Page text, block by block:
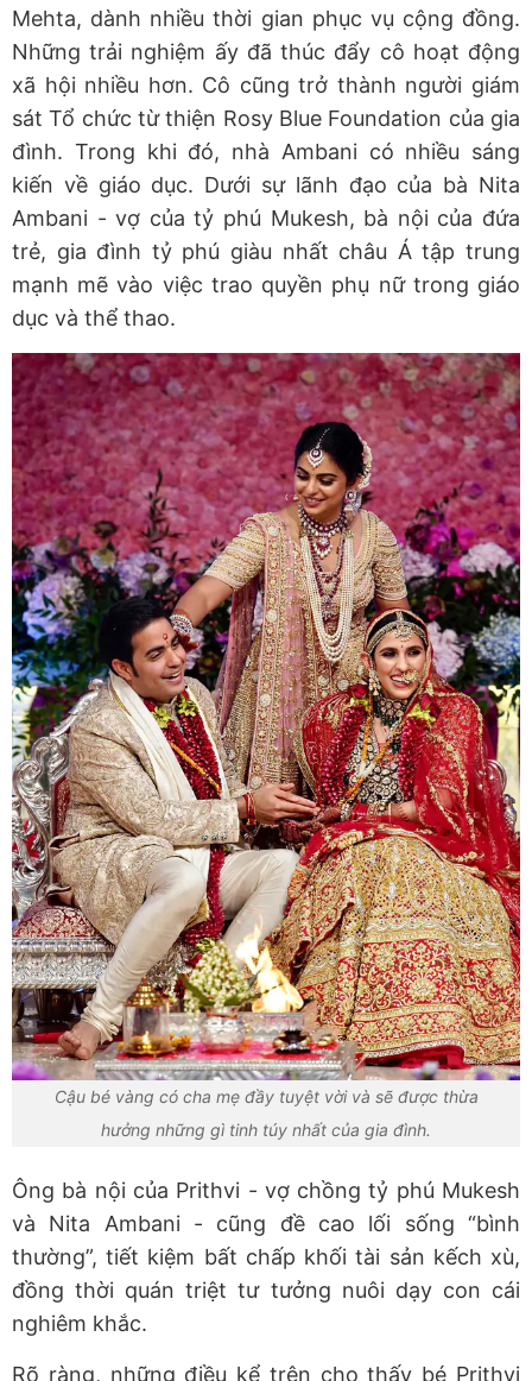
Mehta, dành nhiều thời gian phục vụ cộng đồng.
Những trải nghiệm ấy đã thúc đẩy cô hoạt động
xã hội nhiều hơn. Cô cũng trở thành người giám
sát Tổ chức từ thiện Rosy Blue Foundation của gia
đình. Trong khi đó, nhà Ambani có nhiều sáng
kiến về giáo dục. Dưới sự lãnh đạo của bà Nita
Ambani - vợ của tỷ phú Mukesh, bà nội của đứa
trẻ, gia đình tỷ phú giàu nhất châu Á tập trung
mạnh mẽ vào việc trao quyền phụ nữ trong giáo
dục và thể thao.
Cậu bé vàng có cha mẹ đầy tuyệt vời và sẽ được thừa
hưởng những gì tinh túy nhất của gia đình.
Ông bà nội của Prithvi - vợ chồng tỷ phú Mukesh
và Nita Ambani - cũng đề cao lối sống “bình
thường”, tiết kiệm bất chấp khối tài sản kếch xù,
đồng thời quán triệt tư tưởng nuôi dạy con cái
nghiêm khắc.
Rõ ràng, những điều kể trên cho thấy bé Prithvi